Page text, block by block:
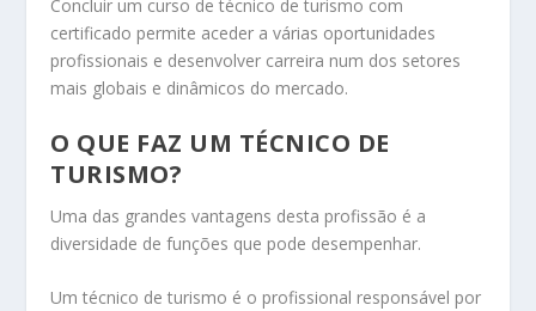
Concluir um curso de técnico de turismo com
certificado permite aceder a várias oportunidades
profissionais e desenvolver carreira num dos setores
mais globais e dinâmicos do mercado.
O QUE FAZ UM TÉCNICO DE
TURISMO?
Uma das grandes vantagens desta profissão é a
diversidade de funções que pode desempenhar.
Um técnico de turismo é o profissional responsável por